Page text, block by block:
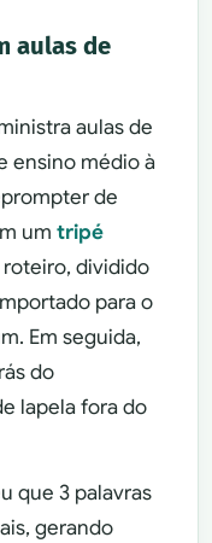
aulas de
aulas de
ensino médio à
de
umtripé
roteiro, dividido
para o
Em seguida,
do
lapela fora do
que 3 palavras
gerando